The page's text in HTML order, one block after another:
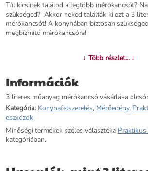
Túl kicsinek találod a legtöbb mérőkancsót?
szükséged? Akkor neked találták ki ezt a 3
mérőkancsót! A konyhában biztosan
megbízható mérőkancsóra!
↓ Több részlet... ↓
Információk
3 literes műanyag mérőkancsó vásárlása
Kategória: Konyhafelszerelés, Mérőedény,
eszközök
Minőségi termékek széles választéka Praktikus
kategóriában.